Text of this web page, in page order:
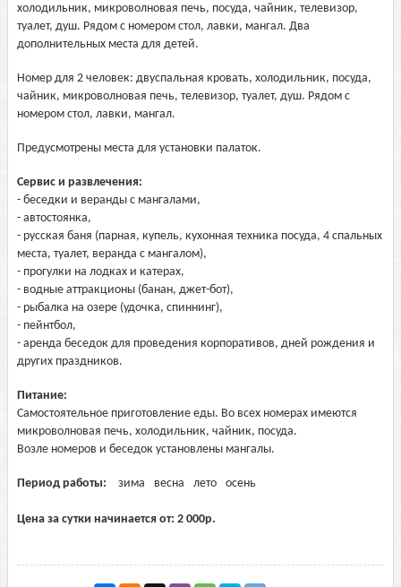
холодильник, микроволновая печь, посуда, чайник, телевизор,
туалет, душ. Рядом с номером стол, лавки, мангал. Два
дополнительных места для детей.
Номер для 2 человек: двуспальная кровать, холодильник, посуда,
чайник, микроволновая печь, телевизор, туалет, душ. Рядом с
номером стол, лавки, мангал.
Предусмотрены места для установки палаток.
Сервис и развлечения:
- беседки и веранды с мангалами,
- автостоянка,
- русская баня (парная, купель, кухонная техника посуда, 4 спальных
места, туалет, веранда с мангалом),
- прогулки на лодках и катерах,
- водные аттракционы (банан, джет-бот),
- рыбалка на озере (удочка, спиннинг),
- пейнтбол,
- аренда беседок для проведения корпоративов, дней рождения и
других праздников.
Питание:
Самостоятельное приготовление еды. Во всех номерах имеются
микроволновая печь, холодильник, чайник, посуда.
Возле номеров и беседок установлены мангалы.
Период работы: зима весна лето осень
Цена за сутки начинается от: 2 000р.